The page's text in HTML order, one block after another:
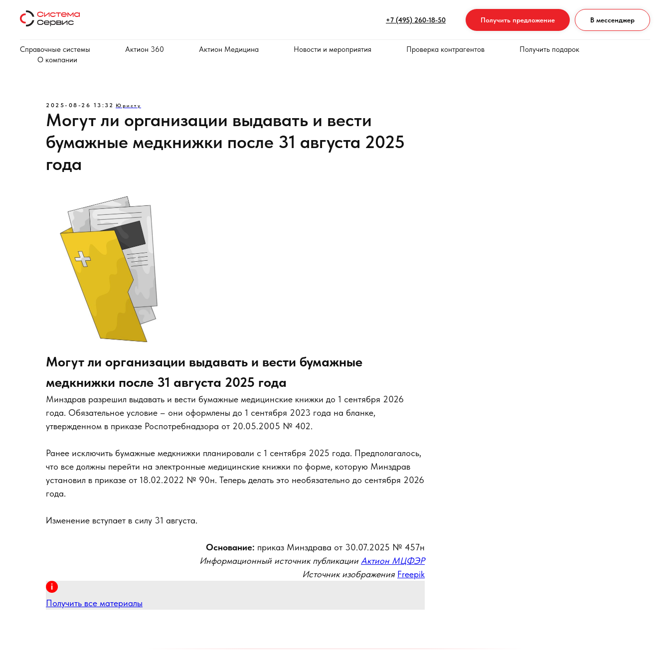
+7 (495) 260-18-50 Получить предложение В мессенджер
Справочные системы Актион 360 Актион Медицина Новости и мероприятия Проверка контрагентов
Получить подарок
О компании
2025-08-26 13:32 Юристу
Могут ли организации выдавать и вести
бумажные медкнижки после 31 августа 2025
года
Могут ли организации выдавать и вести бумажные
медкнижки после 31 августа 2025 года
Минздрав разрешил выдавать и вести бумажные медицинские книжки до 1 сентября 2026
года. Обязательное условие – они оформлены до 1 сентября 2023 года на бланке,
утвержденном в приказе Роспотребнадзора от 20.05.2005 № 402.
Ранее исключить бумажные медкнижки планировали с 1 сентября 2025 года. Предполагалось,
что все должны перейти на электронные медицинские книжки по форме, которую Минздрав
установил в приказе от 18.02.2022 № 90н. Теперь делать это необязательно до сентября 2026
года.
Изменение вступает в силу 31 августа.
Основание: приказ Минздрава от 30.07.2025 № 457н
Информационный источник публикации Актион МЦФЭР
Источник изображения Freepik
Получить все материалы